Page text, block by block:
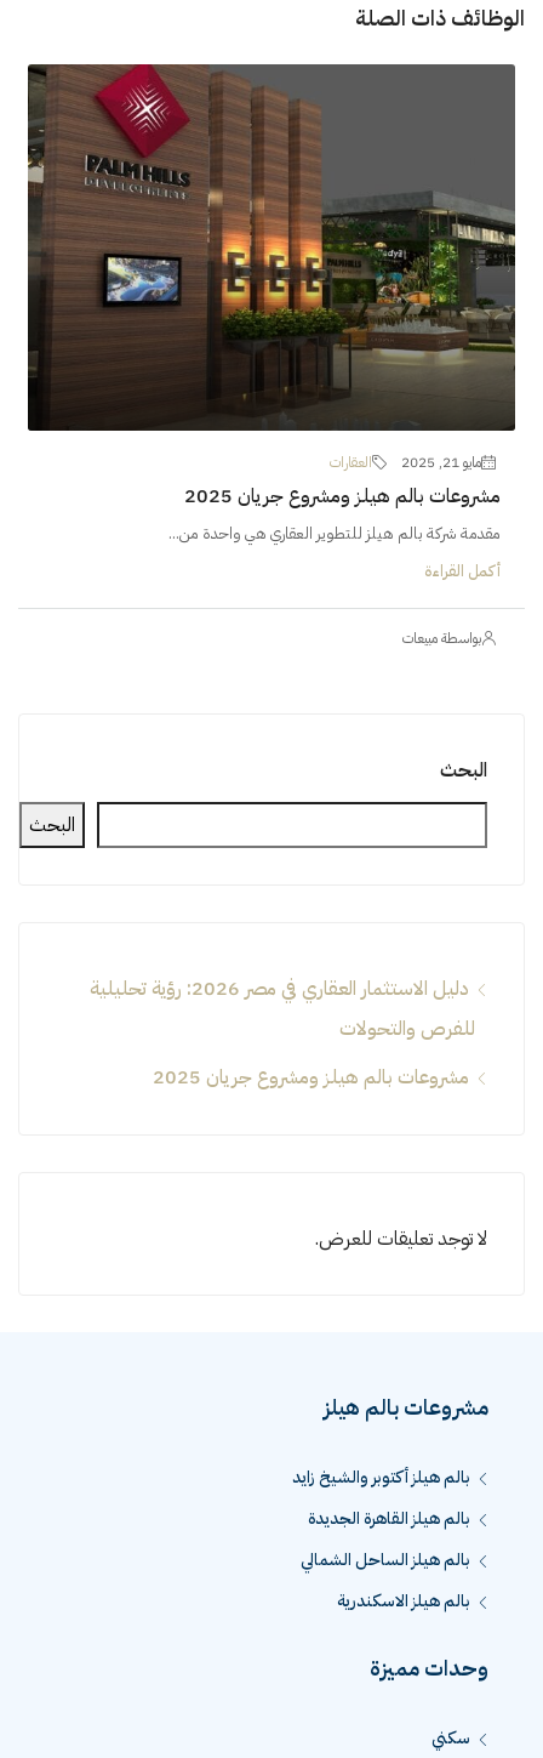
الوظائف ذات الصلة
مايو 21, 2025 العقارات
مشروعات بالم هيلز ومشروع جريان 2025
مقدمة شركة بالم هيلز للتطوير العقاري هي واحدة من...
أكمل القراءة
بواسطة مبيعات
البحث
البحث
دليل الاستثمار العقاري في مصر 2026: رؤية تحليلية
للفرص والتحولات
مشروعات بالم هيلز ومشروع جريان 2025
لا توجد تعليقات للعرض.
مشروعات بالم هيلز
بالم هيلز أكتوبر والشيخ زايد
بالم هيلز القاهرة الجديدة
بالم هيلز الساحل الشمالي
بالم هيلز الاسكندرية
وحدات مميزة
سكني